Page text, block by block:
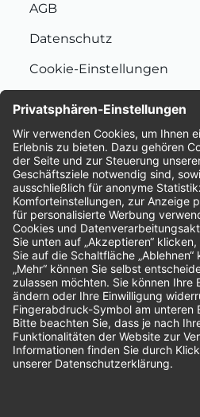
AGB
Datenschutz
Cookie-Einstellungen
Bewertungen